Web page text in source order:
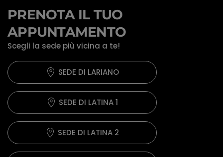
PRENOTA IL TUO
APPUNTAMENTO
Scegli la sede più vicina a te!
SEDE DI LARIANO
SEDE DI LATINA 1
SEDE DI LATINA 2